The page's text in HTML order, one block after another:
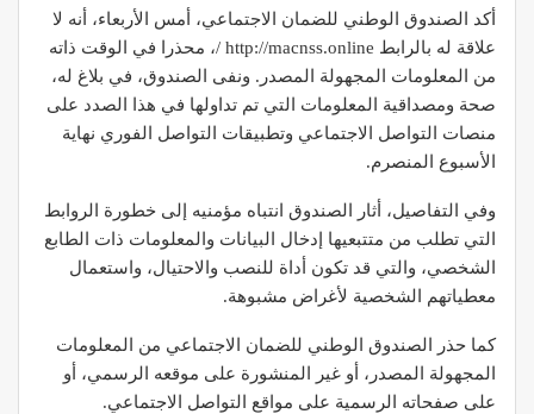
أكد الصندوق الوطني للضمان الاجتماعي، أمس الأربعاء، أنه لا
علاقة له بالرابط http://macnss.online /، محذرا في الوقت ذاته
من المعلومات المجهولة المصدر. ونفى الصندوق، في بلاغ له،
صحة ومصداقية المعلومات التي تم تداولها في هذا الصدد على
منصات التواصل الاجتماعي وتطبيقات التواصل الفوري نهاية
الأسبوع المنصرم.
وفي التفاصيل، أثار الصندوق انتباه مؤمنيه إلى خطورة الروابط
التي تطلب من متتبعيها إدخال البيانات والمعلومات ذات الطابع
الشخصي، والتي قد تكون أداة للنصب والاحتيال، واستعمال
معطياتهم الشخصية لأغراض مشبوهة.
كما حذر الصندوق الوطني للضمان الاجتماعي من المعلومات
المجهولة المصدر، أو غير المنشورة على موقعه الرسمي، أو
على صفحاته الرسمية على مواقع التواصل الاجتماعي.